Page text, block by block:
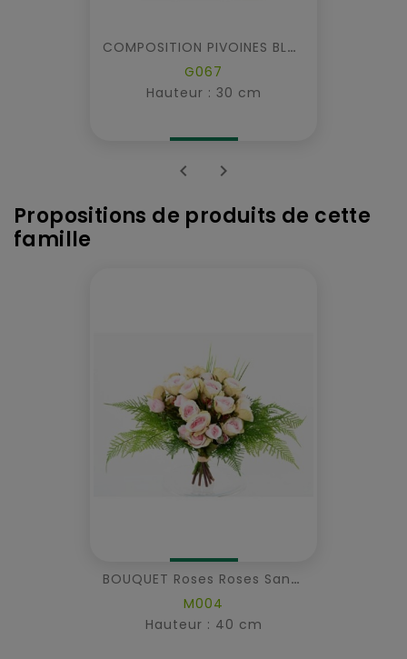
COMPOSITION PIVOINES BLANCHES
G067
Hauteur : 30 cm
 
Propositions de produits de cette
famille
BOUQUET Roses Roses Sans Vase
M004
Hauteur : 40 cm